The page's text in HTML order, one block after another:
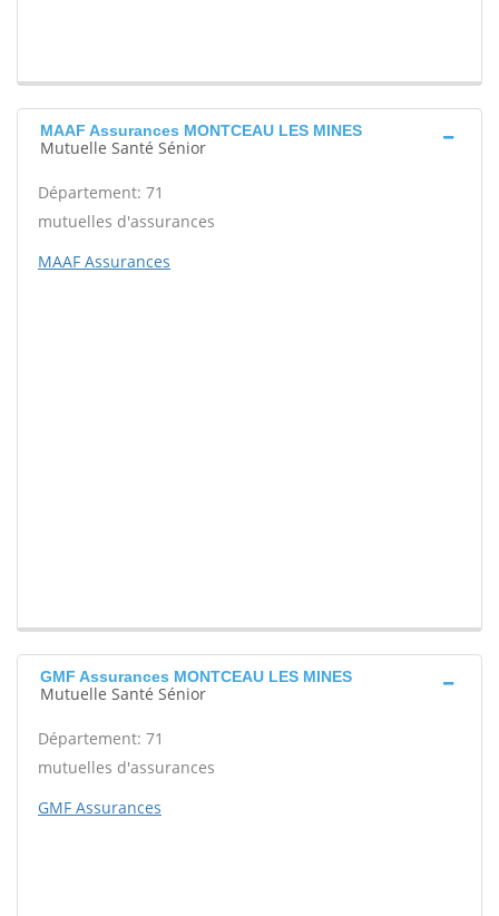
MAAF Assurances MONTCEAU LES MINES
Mutuelle Santé Sénior
Département: 71
mutuelles d'assurances
MAAF Assurances
GMF Assurances MONTCEAU LES MINES
Mutuelle Santé Sénior
Département: 71
mutuelles d'assurances
GMF Assurances